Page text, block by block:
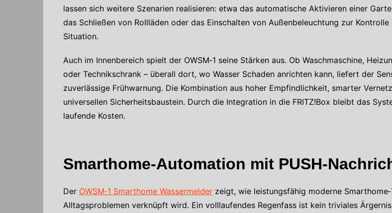
lassen sich weitere Szenarien realisieren: etwa das automatische Aktivieren einer
das Schließen von Rollläden oder das Einschalten von Außenbeleuchtung zur Kontrolle
Situation.
Auch im Innenbereich spielt der OWSM‑1 seine Stärken aus. Ob Waschmaschine,
oder Technikschrank – überall dort, wo Wasser Schaden anrichten kann, liefert der
zuverlässige Frühwarnung. Die Kombination aus hoher Empfindlichkeit, smarter
universellen Sicherheitsbaustein. Durch die Integration in die FRITZ!Box bleibt das
laufende Kosten.
Smarthome-Automation mit PUSH-
Der OWSM‑1 Smarthome Wassermelder zeigt, wie leistungsfähig moderne
Alltagsproblemen verknüpft wird. Ein volllaufendes Regenfass ist kein triviales